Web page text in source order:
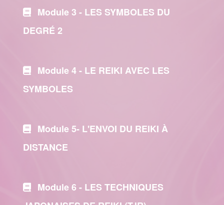
Module 3 - LES SYMBOLES DU
DEGRÉ 2
Module 4 - LE REIKI AVEC LES
SYMBOLES
Module 5- L'ENVOI DU REIKI À
DISTANCE
Module 6 - LES TECHNIQUES